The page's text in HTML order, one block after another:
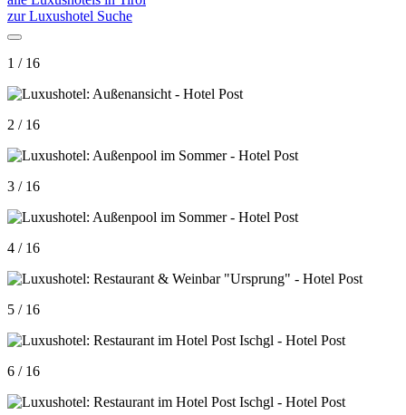
zur Luxushotel Suche
1 / 16
2 / 16
3 / 16
4 / 16
5 / 16
6 / 16